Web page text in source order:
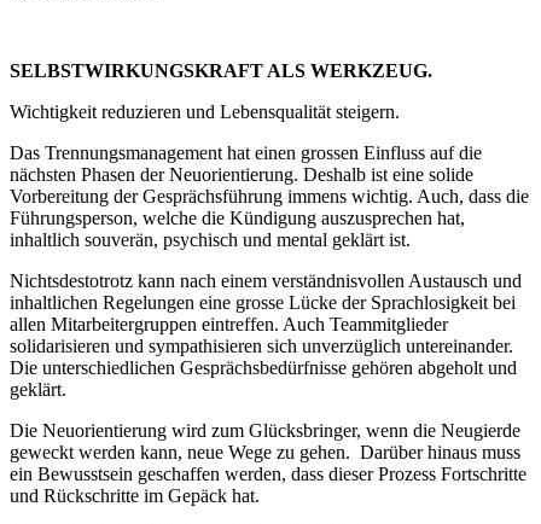
SELBSTWIRKUNGSKRAFT ALS WERKZEUG.
Wichtigkeit reduzieren und Lebensqualität steigern.
Das Trennungsmanagement hat einen grossen Einfluss auf die
nächsten Phasen der Neuorientierung. Deshalb ist eine solide
Vorbereitung der Gesprächsführung immens wichtig. Auch, dass die
Führungsperson, welche die Kündigung auszusprechen hat,
inhaltlich souverän, psychisch und mental geklärt ist.
Nichtsdestotrotz kann nach einem verständnisvollen Austausch und
inhaltlichen Regelungen eine grosse Lücke der Sprachlosigkeit bei
allen Mitarbeitergruppen eintreffen. Auch Teammitglieder
solidarisieren und sympathisieren sich unverzüglich untereinander.
Die unterschiedlichen Gesprächsbedürfnisse gehören abgeholt und
geklärt.
Die Neuorientierung wird zum Glücksbringer, wenn die Neugierde
geweckt werden kann, neue Wege zu gehen. Darüber hinaus muss
ein Bewusstsein geschaffen werden, dass dieser Prozess Fortschritte
und Rückschritte im Gepäck hat.